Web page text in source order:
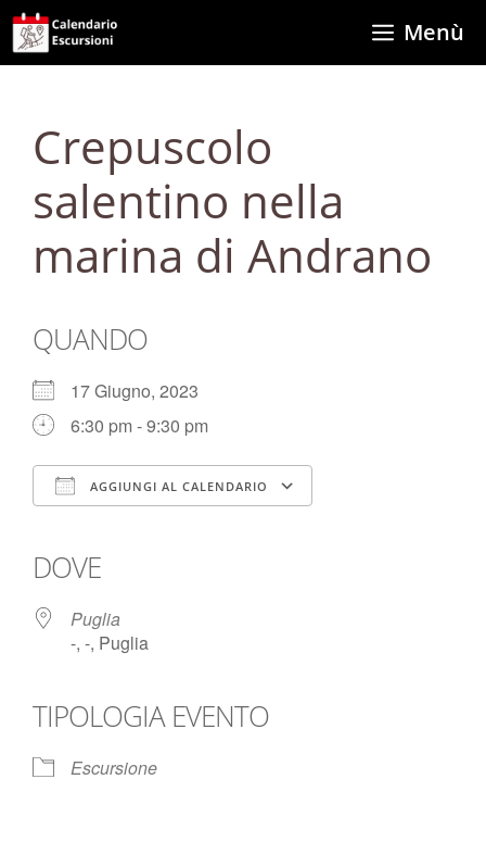
Vai
contenuto
Menù
Crepuscolo
salentino nella
marina di Andrano
QUANDO
17 Giugno, 2023
6:30 pm - 9:30 pm
AGGIUNGI AL CALENDARIO
DOVE
Puglia
-, -, Puglia
TIPOLOGIA EVENTO
Escursione